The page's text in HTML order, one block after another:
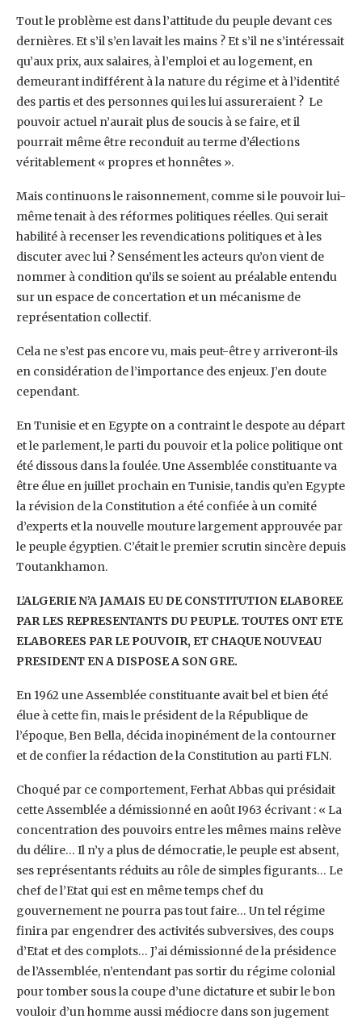
Tout le problème est dans l’attitude du peuple devant ces
dernières. Et s’il s’en lavait les mains ? Et s’il ne s’intéressait
qu’aux prix, aux salaires, à l’emploi et au logement, en
demeurant indifférent à la nature du régime et à l’identité
des partis et des personnes qui les lui assureraient ? Le
pouvoir actuel n’aurait plus de soucis à se faire, et il
pourrait même être reconduit au terme d’élections
véritablement « propres et honnêtes ».
Mais continuons le raisonnement, comme si le pouvoir lui-
même tenait à des réformes politiques réelles. Qui serait
habilité à recenser les revendications politiques et à les
discuter avec lui ? Sensément les acteurs qu’on vient de
nommer à condition qu’ils se soient au préalable entendu
sur un espace de concertation et un mécanisme de
représentation collectif.
Cela ne s’est pas encore vu, mais peut-être y arriveront-ils
en considération de l’importance des enjeux. J’en doute
cependant.
En Tunisie et en Egypte on a contraint le despote au départ
et le parlement, le parti du pouvoir et la police politique ont
été dissous dans la foulée. Une Assemblée constituante va
être élue en juillet prochain en Tunisie, tandis qu’en Egypte
la révision de la Constitution a été confiée à un comité
d’experts et la nouvelle mouture largement approuvée par
le peuple égyptien. C’était le premier scrutin sincère depuis
Toutankhamon.
L’ALGERIE N’A JAMAIS EU DE CONSTITUTION ELABOREE
PAR LES REPRESENTANTS DU PEUPLE. TOUTES ONT ETE
ELABOREES PAR LE POUVOIR, ET CHAQUE NOUVEAU
PRESIDENT EN A DISPOSE A SON GRE.
En 1962 une Assemblée constituante avait bel et bien été
élue à cette fin, mais le président de la République de
l’époque, Ben Bella, décida inopinément de la contourner
et de confier la rédaction de la Constitution au parti FLN.
Choqué par ce comportement, Ferhat Abbas qui présidait
cette Assemblée a démissionné en août I963 écrivant : « La
concentration des pouvoirs entre les mêmes mains relève
du délire… Il n’y a plus de démocratie, le peuple est absent,
ses représentants réduits au rôle de simples figurants… Le
chef de l’Etat qui est en même temps chef du
gouvernement ne pourra pas tout faire… Un tel régime
finira par engendrer des activités subversives, des coups
d’Etat et des complots… J’ai démissionné de la présidence
de l’Assemblée, n’entendant pas sortir du régime colonial
pour tomber sous la coupe d’une dictature et subir le bon
vouloir d’un homme aussi médiocre dans son jugement